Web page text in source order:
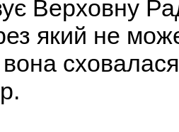
Верховну
який не